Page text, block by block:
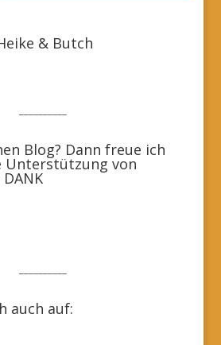
& Butch
Blog? Dann freue ich
Unterstützung von
auch auf: